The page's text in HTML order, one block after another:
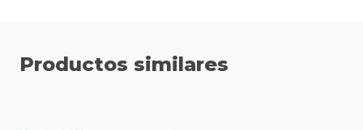
Productos similares